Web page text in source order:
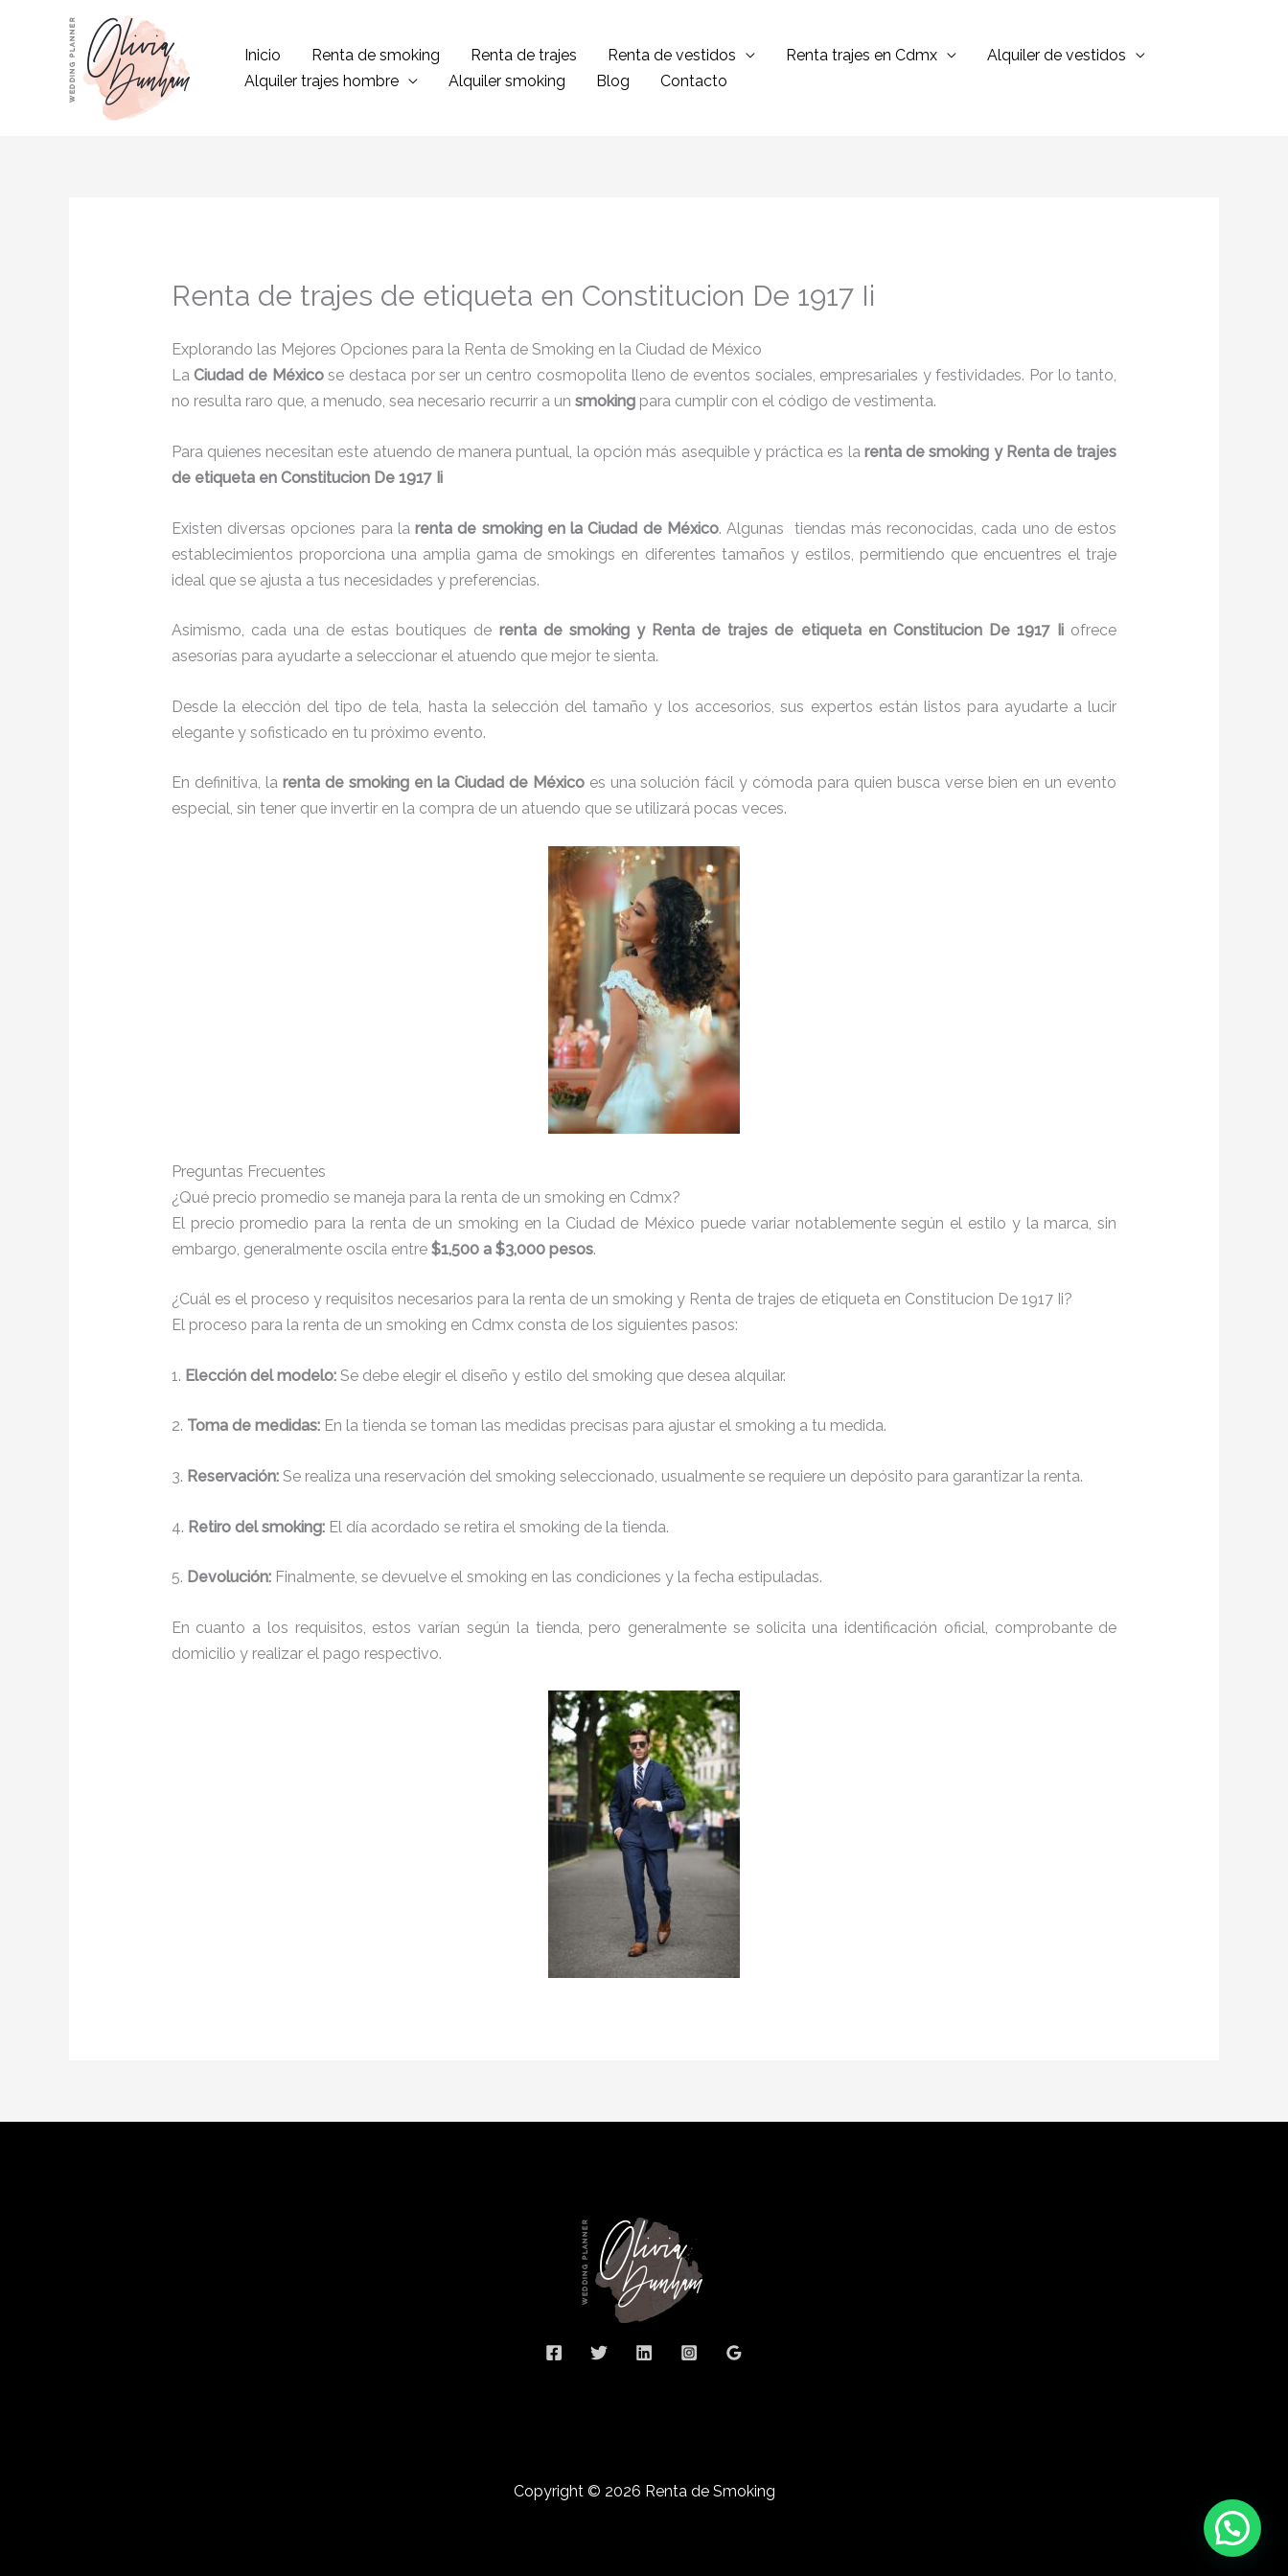
contenido
Inicio Renta de smoking Renta de trajes Renta de vestidos Renta trajes en Cdmx
Alquiler de vestidos
Alquiler trajes hombre
Alquiler smoking Blog Contacto
Renta de trajes de etiqueta en Constitucion De 1917 Ii
Explorando las Mejores Opciones para la Renta de Smoking en la Ciudad de México
LaCiudad de Méxicose destaca por ser un centro cosmopolita lleno de eventos sociales, empresariales y festividades. Por lo tanto,
no resulta raro que, a menudo, sea necesario recurrir a un smokingpara cumplir con el código de vestimenta.
Para quienes necesitan este atuendo de manera puntual, la opción más asequible y práctica es la renta de smoking y Renta de trajes
de etiqueta en Constitucion De 1917 Ii
Existen diversas opciones para larenta de smoking en la Ciudad de México. Algunas tiendas más reconocidas, cada uno de estos
establecimientos proporciona una amplia gama de smokings en diferentes tamaños y estilos, permitiendo que encuentres el traje
ideal que se ajusta a tus necesidades y preferencias.
Asimismo, cada una de estas boutiques de renta de smoking y Renta de trajes de etiqueta en Constitucion De 1917 Ii ofrece
asesorías para ayudarte a seleccionar el atuendo que mejor te sienta.
Desde la elección del tipo de tela, hasta la selección del tamaño y los accesorios, sus expertos están listos para ayudarte a lucir
elegante y sofisticado en tu próximo evento.
En definitiva, la renta de smoking en la Ciudad de Méxicoes una solución fácil y cómoda para quien busca verse bien en un evento
especial, sin tener que invertir en la compra de un atuendo que se utilizará pocas veces.
Preguntas Frecuentes
¿Qué precio promedio se maneja para la renta de un smoking en Cdmx?
El precio promedio para la renta de un smoking en la Ciudad de México puede variar notablemente según el estilo y la marca, sin
embargo, generalmente oscila entre $1,500 a $3,000 pesos.
¿Cuál es el proceso y requisitos necesarios para la renta de un smoking y Renta de trajes de etiqueta en Constitucion De 1917 Ii?
El proceso para la renta de un smoking en Cdmx consta de los siguientes pasos:
1. Elección del modelo:Se debe elegir el diseño y estilo del smoking que desea alquilar.
2. Toma de medidas:En la tienda se toman las medidas precisas para ajustar el smoking a tu medida.
3. Reservación:Se realiza una reservación del smoking seleccionado, usualmente se requiere un depósito para garantizar la renta.
4. Retiro del smoking:El día acordado se retira el smoking de la tienda.
5. Devolución:Finalmente, se devuelve el smoking en las condiciones y la fecha estipuladas.
En cuanto a los requisitos, estos varían según la tienda, pero generalmente se solicita una identificación oficial, comprobante de
domicilio y realizar el pago respectivo.
Copyright © 2026 Renta de Smoking